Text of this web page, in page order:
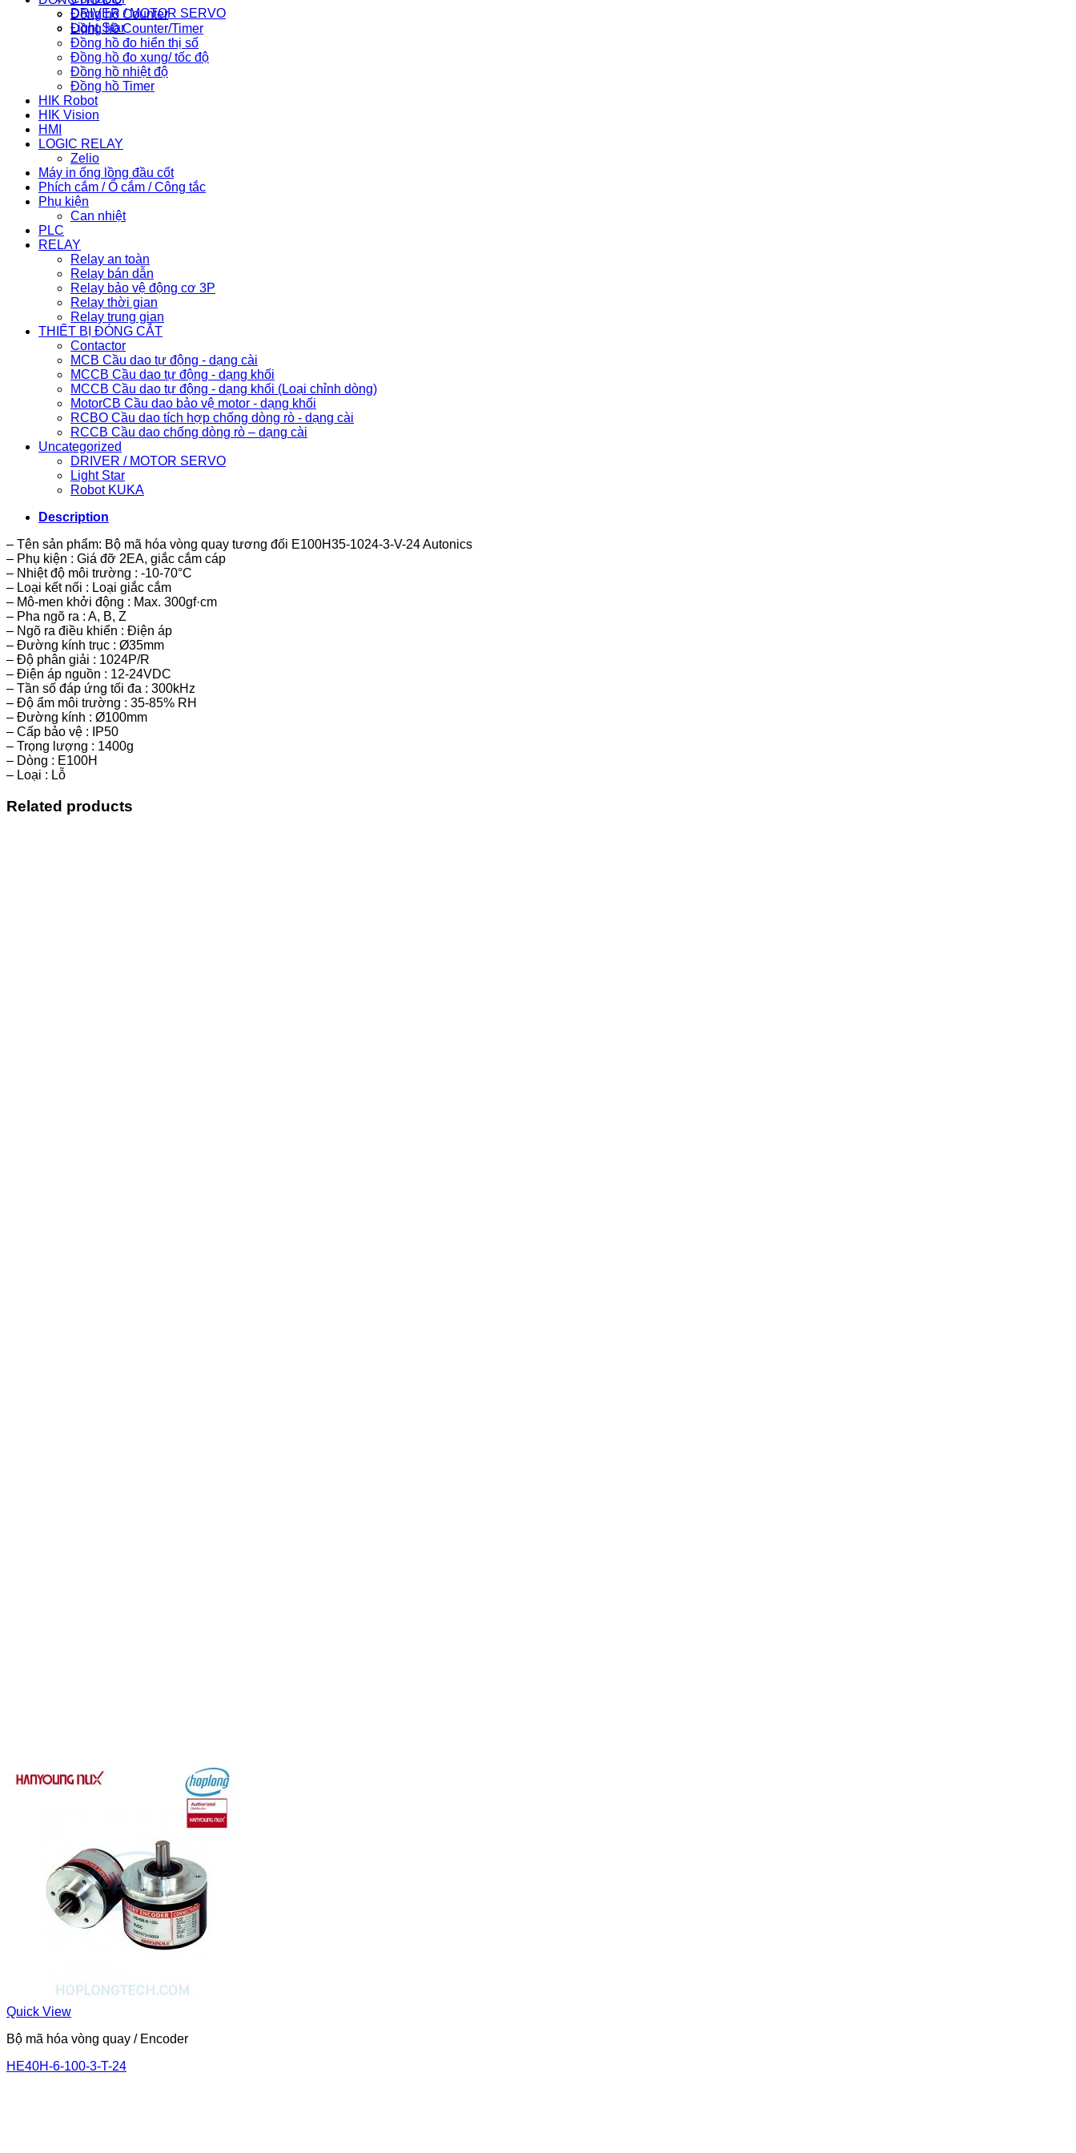
DRIVER / MOTOR SERVO
Light Star
Đồng hồ Counter
Đồng hồ Counter/Timer
Đồng hồ đo hiển thị số
Đồng hồ đo xung/ tốc độ
Đồng hồ nhiệt độ
Đồng hồ Timer
HIK Robot
HIK Vision
HMI
LOGIC RELAY
Zelio
Máy in ống lồng đầu cốt
Phích cắm / Ổ cắm / Công tắc
Phụ kiện
Can nhiệt
PLC
RELAY
Relay an toàn
Relay bán dẫn
Relay bảo vệ động cơ 3P
Relay thời gian
Relay trung gian
THIẾT BỊ ĐÓNG CẮT
Contactor
MCB Cầu dao tự động - dạng cài
MCCB Cầu dao tự động - dạng khối
MCCB Cầu dao tự động - dạng khối (Loại chỉnh dòng)
MotorCB Cầu dao bảo vệ motor - dạng khối
RCBO Cầu dao tích hợp chống dòng rò - dạng cài
RCCB Cầu dao chống dòng rò – dạng cài
Uncategorized
DRIVER / MOTOR SERVO
Light Star
Robot KUKA
Description
– Tên sản phẩm: Bộ mã hóa vòng quay tương đối E100H35-1024-3-V-24 Autonics
– Phụ kiện : Giá đỡ 2EA, giắc cắm cáp
– Nhiệt độ môi trường : -10-70°C
– Loại kết nối : Loại giắc cắm
– Mô-men khởi động : Max. 300gf·cm
– Pha ngõ ra : A, B, Z
– Ngõ ra điều khiển : Điện áp
– Đường kính trục : Ø35mm
– Độ phân giải : 1024P/R
– Điện áp nguồn : 12-24VDC
– Tần số đáp ứng tối đa : 300kHz
– Độ ẩm môi trường : 35-85% RH
– Đường kính : Ø100mm
– Cấp bảo vệ : IP50
– Trọng lượng : 1400g
– Dòng : E100H
– Loại : Lỗ
Related products
Quick View
Bộ mã hóa vòng quay / Encoder
HE40H-6-100-3-T-24